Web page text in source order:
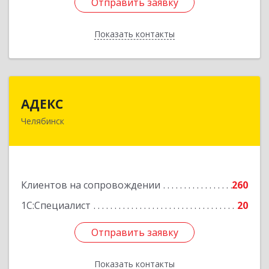
Показать контакты
Назад
АДЕКС
Челябинск
Клиентов на сопровождении
260
1С:Специалист
20
Отправить заявку
Показать контакты
454080, Челябинская обл, Челябинск г, Смирных
Отправить заявку
Назад